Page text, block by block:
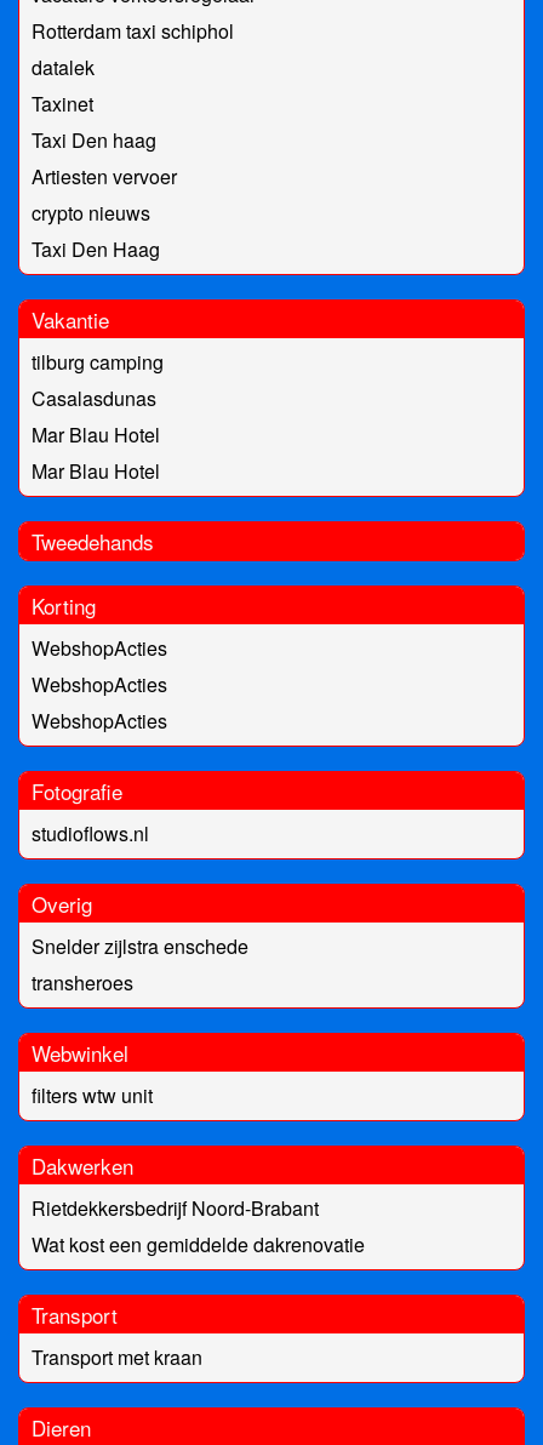
Rotterdam taxi schiphol
datalek
Taxinet
Taxi Den haag
Artiesten vervoer
crypto nieuws
Taxi Den Haag
Vakantie
tilburg camping
Casalasdunas
Mar Blau Hotel
Mar Blau Hotel
Tweedehands
Korting
WebshopActies
WebshopActies
WebshopActies
Fotografie
studioflows.nl
Overig
Snelder zijlstra enschede
transheroes
Webwinkel
filters wtw unit
Dakwerken
Rietdekkersbedrijf Noord-Brabant
Wat kost een gemiddelde dakrenovatie
Transport
Transport met kraan
Dieren